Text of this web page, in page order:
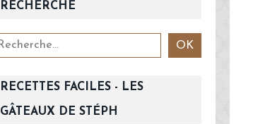
RECHERCHE
RECETTES FACILES - LES
GÂTEAUX DE STÉPH